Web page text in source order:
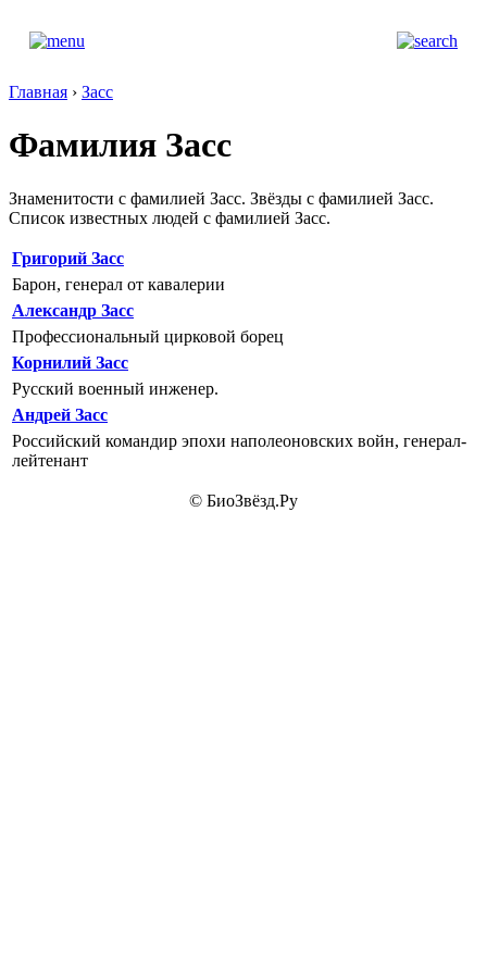
Главная › Засс
Фамилия Засс
Знаменитости с фамилией Засс. Звёзды с фамилией Засс.
Список известных людей с фамилией Засс.
Григорий Засс
Барон, генерал от кавалерии
Александр Засс
Профессиональный цирковой борец
Корнилий Засс
Русский военный инженер.
Андрей Засс
Российский командир эпохи наполеоновских войн, генерал-
лейтенант
© БиоЗвёзд.Ру